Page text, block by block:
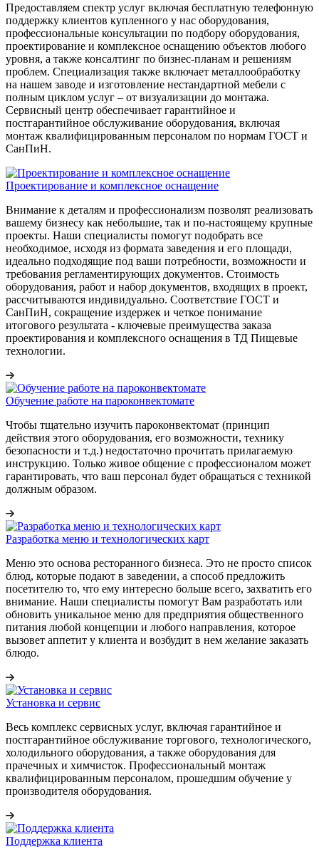
Предоставляем спектр услуг включая бесплатную телефонную
поддержку клиентов купленного у нас оборудования,
профессиональные консультации по подбору оборудования,
проектирование и комплексное оснащению объектов любого
уровня, а также консалтинг по бизнес-планам и решениям
проблем. Специализация также включает металлообработку
на нашем заводе и изготовление нестандартной мебели с
полным циклом услуг – от визуализации до монтажа.
Сервисный центр обеспечивает гарантийное и
постгарантийное обслуживание оборудования, включая
монтаж квалифицированным персоналом по нормам ГОСТ и
СанПиН.
Проектирование и комплексное оснащение
Внимание к деталям и профессионализм позволят реализовать
вашему бизнесу как небольшие, так и по-настоящему крупные
проекты. Наши специалисты помогут подобрать все
необходимое, исходя из формата заведения и его площади,
идеально подходящие под ваши потребности, возможности и
требования регламентирующих документов. Стоимость
оборудования, работ и набор документов, входящих в проект,
рассчитываются индивидуально. Соответствие ГОСТ и
СанПиН, сокращение издержек и четкое понимание
итогового результата - ключевые преимущества заказа
проектирования и комплексного оснащения в ТД Пищевые
технологии.
Обучение работе на пароконвектомате
Чтобы тщательно изучить пароконвектомат (принцип
действия этого оборудования, его возможности, технику
безопасности и т.д.) недостаточно прочитать прилагаемую
инструкцию. Только живое общение с профессионалом может
гарантировать, что ваш персонал будет обращаться с техникой
должным образом.
Разработка меню и технологических карт
Меню это основа ресторанного бизнеса. Это не просто список
блюд, которые подают в заведении, а способ предложить
посетителю то, что ему интересно больше всего, захватить его
внимание. Наши специалисты помогут Вам разработать или
обновить уникальное меню для предприятия общественного
питания любой концепции и любого направления, которое
вызовет аппетит у клиента и возбудит в нем желание заказать
блюдо.
Установка и сервис
Весь комплекс сервисных услуг, включая гарантийное и
постгарантийное обслуживание торгового, технологического,
холодильного оборудования, а также оборудования для
прачечных и химчисток. Профессиональный монтаж
квалифицированным персоналом, прошедшим обучение у
производителя оборудования.
Поддержка клиента